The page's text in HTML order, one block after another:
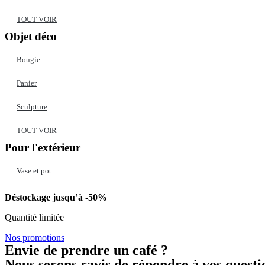
TOUT VOIR
Objet déco
Bougie
Panier
Sculpture
TOUT VOIR
Pour l'extérieur
Vase et pot
Déstockage jusqu’à -50%
Quantité limitée
Nos promotions
Envie de prendre un café ?